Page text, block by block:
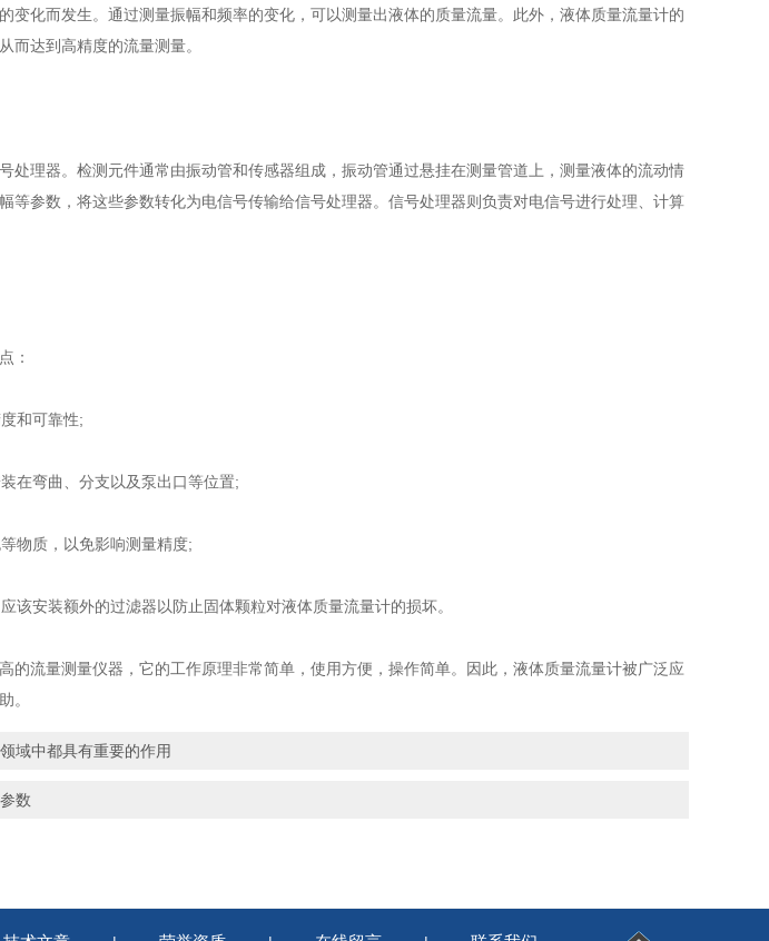
变化而发生。通过测量振幅和频率的变化，可以测量出液体的质量流量。此外，液体质量流量计的
而达到高精度的流量测量。
理器。检测元件通常由振动管和传感器组成，振动管通过悬挂在测量管道上，测量液体的流动情
等参数，将这些参数转化为电信号传输给信号处理器。信号处理器则负责对电信号进行处理、计算
：
和可靠性;
弯曲、分支以及泵出口等位置;
物质，以免影响测量精度;
安装额外的过滤器以防止固体颗粒对液体质量流量计的损坏。
流量测量仪器，它的工作原理非常简单，使用方便，操作简单。因此，液体质量流量计被广泛应
。
域中都具有重要的作用
数